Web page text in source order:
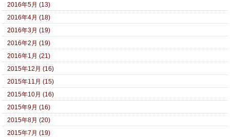
2016年5月 (13)
2016年4月 (18)
2016年3月 (19)
2016年2月 (19)
2016年1月 (21)
2015年12月 (16)
2015年11月 (15)
2015年10月 (16)
2015年9月 (16)
2015年8月 (20)
2015年7月 (19)